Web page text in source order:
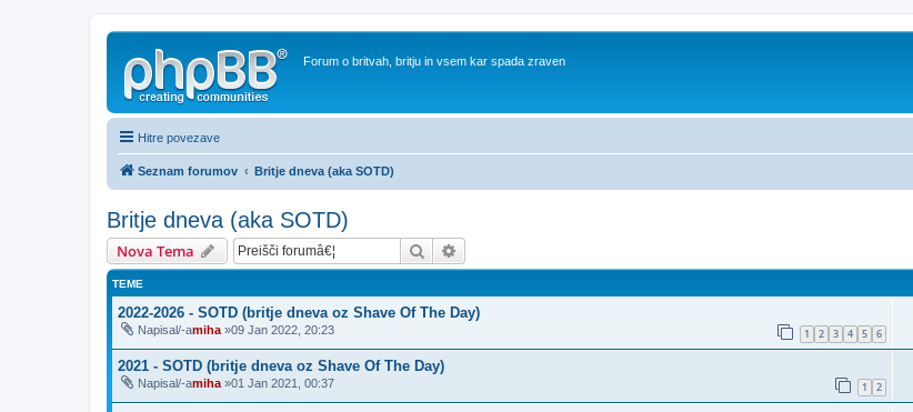
Forum o britvah, britju in vsem kar spada zraven
Hitre povezave
Seznam forumov Britje dneva (aka SOTD)
Britje dneva (aka SOTD)
Nova Tema Iskanje
TEME
2022-2026 - SOTD (britje dneva oz Shave Of The Day)
Napisal/-amiha »09 Jan 2022, 20:23 1 2 3 4 5 6
2021 - SOTD (britje dneva oz Shave Of The Day)
Napisal/-amiha »01 Jan 2021, 00:37 1 2